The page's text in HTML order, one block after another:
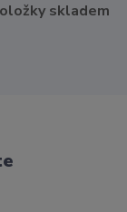
skladem